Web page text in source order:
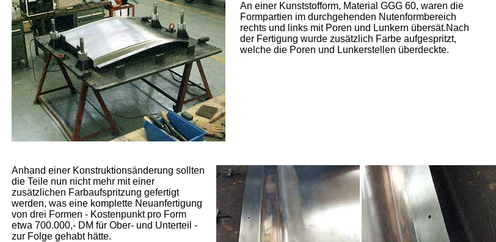
An einer Kunststofform, Material GGG 60, waren die
Formpartien im durchgehenden Nutenformbereich
rechts und links mit Poren und Lunkern übersät.Nach
der Fertigung wurde zusätzlich Farbe aufgespritzt,
welche die Poren und Lunkerstellen überdeckte.
Anhand einer Konstruktionsänderung sollten
die Teile nun nicht mehr mit einer
zusätzlichen Farbaufspritzung gefertigt
werden, was eine komplette Neuanfertigung
von drei Formen - Kostenpunkt pro Form
etwa 700.000,- DM für Ober- und Unterteil -
zur Folge gehabt hätte.